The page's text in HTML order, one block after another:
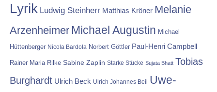
Lyrik Ludwig Steinherr Matthias Kröner Melanie
Arzenheimer Michael Augustin Michael
Hüttenberger Nicola Bardola Norbert Göttler Paul-Henri Campbell
Rainer Maria Rilke Sabine Zaplin Starke Stücke Sujata Bhatt Tobias
Burghardt Ulrich Beck Ulrich Johannes Beil Uwe-